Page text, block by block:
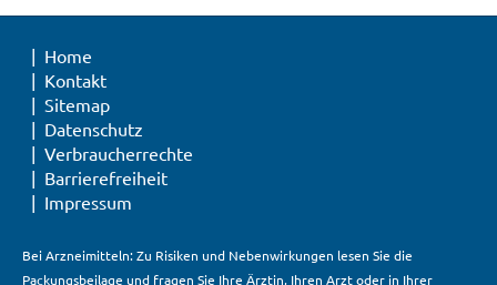
Home
Kontakt
Sitemap
Datenschutz
Verbraucherrechte
Barrierefreiheit
Impressum
Bei Arzneimitteln: Zu Risiken und Nebenwirkungen lesen Sie die
Packungsbeilage und fragen Sie Ihre Ärztin, Ihren Arzt oder in Ihrer